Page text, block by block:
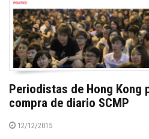
Periodistas de Hong Kong
compra de diario SCMP
12/12/2015